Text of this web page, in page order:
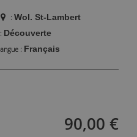
Wol. St-Lambert
Découverte
Français
90,00 €